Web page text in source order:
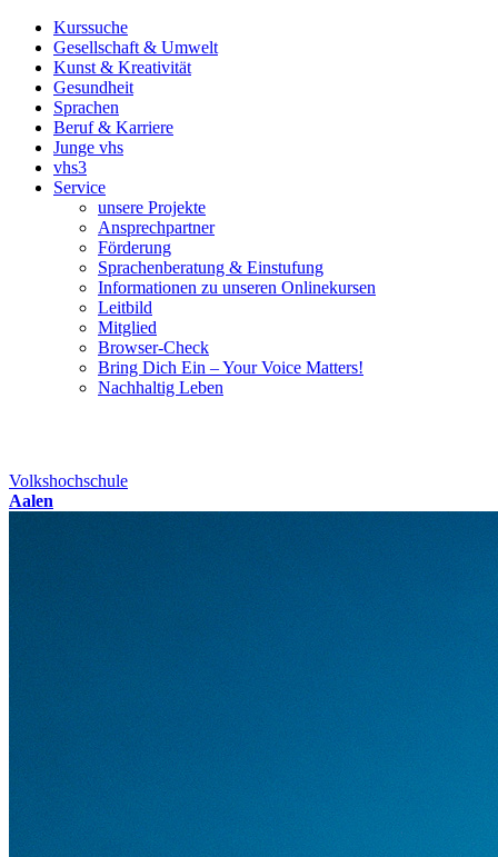
Kurssuche
Gesellschaft & Umwelt
Kunst & Kreativität
Gesundheit
Sprachen
Beruf & Karriere
Junge vhs
vhs3
Service
unsere Projekte
Ansprechpartner
Förderung
Sprachenberatung & Einstufung
Informationen zu unseren Onlinekursen
Leitbild
Mitglied
Browser-Check
Bring Dich Ein – Your Voice Matters!
Nachhaltig Leben
Volkshochschule
Aalen